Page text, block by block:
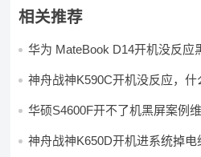
相关推荐
华为 MateBook D14开机没反应
神舟战神K590C开机没反应，什
华硕S4600F开不了机黑屏案例
神舟战神K650D开机进系统掉电